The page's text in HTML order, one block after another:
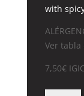
with
Ver tabla
7,50€